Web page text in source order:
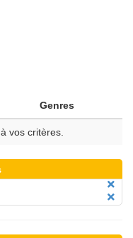
Genres
vos critères.